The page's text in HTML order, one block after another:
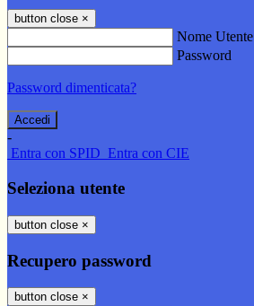
button close ×
Nome Utente
Password
Password dimenticata?
-
Entra con SPID Entra con CIE
Seleziona utente
button close ×
Recupero password
button close ×